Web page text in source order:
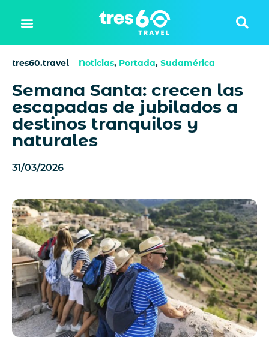
tres60.travel Noticias, Portada, Sudamérica
Semana Santa: crecen las
escapadas de jubilados a
destinos tranquilos y
naturales
31/03/2026